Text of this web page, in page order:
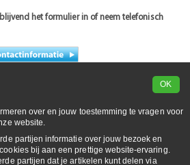
het formulier in of neem telefonisch
OK
over en jouw toestemming te vragen voor
website.
partijen informatie over jouw bezoek en
bij aan een prettige website-ervaring.
partijen dat je artikelen kunt delen via